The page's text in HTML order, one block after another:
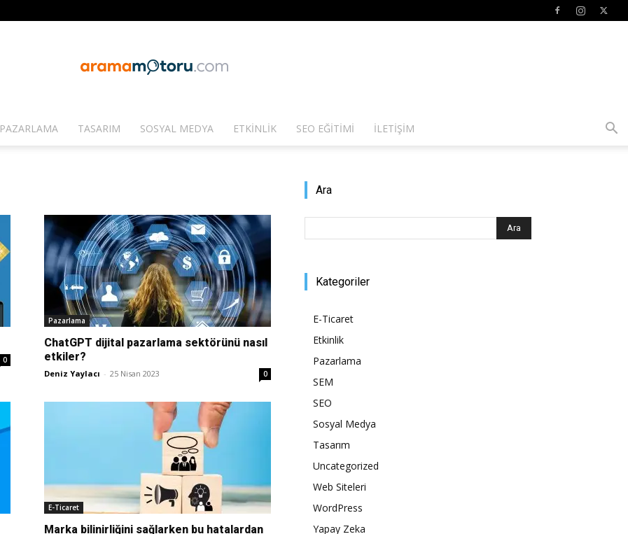
Arama
Motoru
Optimizasyonu
ve
Pazarlaması
PAZARLAMA TASARIM SOSYAL MEDYA ETKINLIK SEO EĞITIMI İLETIŞIM
0
Pazarlama
ChatGPT dijital pazarlama sektörünü nasıl
etkiler?
Deniz Yaylacı - 25 Nisan 2023 0
E-Ticaret
Marka bilinirliğini sağlarken bu hatalardan
Ara
Kategoriler
E-Ticaret
Etkinlik
Pazarlama
SEM
SEO
Sosyal Medya
Tasarım
Uncategorized
Web Siteleri
WordPress
Yapay Zeka